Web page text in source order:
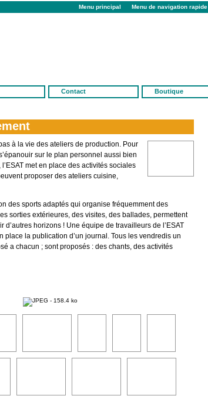
Menu principal Menu de navigation rapide
Contact Boutique
à la vie des ateliers de production. Pour
sur le plan personnel aussi bien
met en place des activités sociales
proposer des ateliers cuisine,
des sports adaptés qui organise fréquemment des
sorties extérieures, des visites, des ballades, permettent
d’autres horizons ! Une équipe de travailleurs de l’ESAT
place la publication d’un journal. Tous les vendredis un
a chacun ; sont proposés : des chants, des activités